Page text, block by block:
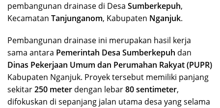
pembangunan drainase di Desa Sumberkepuh,
Kecamatan Tanjunganom, Kabupaten Nganjuk.
Pembangunan drainase ini merupakan hasil kerja
sama antara Pemerintah Desa Sumberkepuh dan
Dinas Pekerjaan Umum dan Perumahan Rakyat (PUPR)
Kabupaten Nganjuk. Proyek tersebut memiliki panjang
sekitar250 meter dengan lebar80 sentimeter,
difokuskan di sepanjang jalan utama desa yang selama